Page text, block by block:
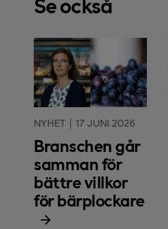
NYHET 17 JUNI 2026
Branschen går
samman för
bättre villkor
för bärplockare